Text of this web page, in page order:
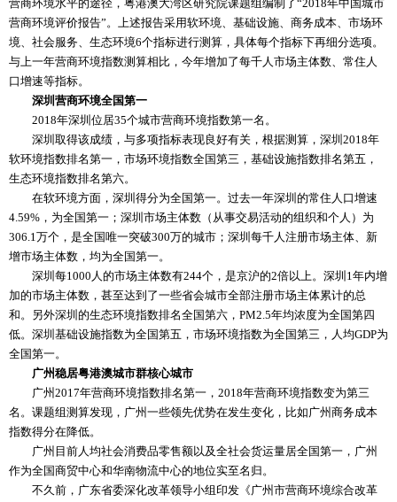
营商环境水平的途径，粤港澳大湾区研究院课题组编制了“2018年中国城市
营商环境评价报告”。上述报告采用软环境、基础设施、商务成本、市场环
境、社会服务、生态环境6个指标进行测算，具体每个指标下再细分选项。
与上一年营商环境指数测算相比，今年增加了每千人市场主体数、常住人
口增速等指标。
深圳营商环境全国第一
2018年深圳位居35个城市营商环境指数第一名。
深圳取得该成绩，与多项指标表现良好有关，根据测算，深圳2018年
软环境指数排名第一，市场环境指数全国第三，基础设施指数排名第五，
生态环境指数排名第六。
在软环境方面，深圳得分为全国第一。过去一年深圳的常住人口增速
4.59%，为全国第一；深圳市场主体数（从事交易活动的组织和个人）为
306.1万个，是全国唯一突破300万的城市；深圳每千人注册市场主体、新
增市场主体数，均为全国第一。
深圳每1000人的市场主体数有244个，是京沪的2倍以上。深圳1年内增
加的市场主体数，甚至达到了一些省会城市全部注册市场主体累计的总
和。另外深圳的生态环境指数排名全国第六，PM2.5年均浓度为全国第四
低。深圳基础设施指数为全国第五，市场环境指数为全国第三，人均GDP为
全国第一。
广州稳居粤港澳城市群核心城市
广州2017年营商环境指数排名第一，2018年营商环境指数变为第三
名。课题组测算发现，广州一些领先优势在发生变化，比如广州商务成本
指数得分在降低。
广州目前人均社会消费品零售额以及全社会货运量居全国第一，广州
作为全国商贸中心和华南物流中心的地位实至名归。
不久前，广东省委深化改革领导小组印发《广州市营商环境综合改革